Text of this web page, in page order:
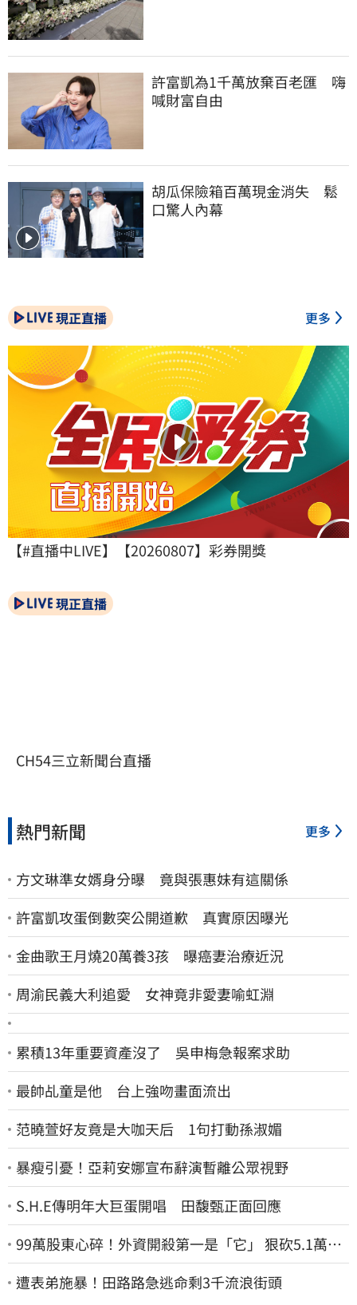
許富凱為1千萬放棄百老匯　嗨
喊財富自由
胡瓜保險箱百萬現金消失　鬆
口驚人內幕
現正直播 更多
【#直播中LIVE】【20260807】彩券開獎
現正直播
CH54三立新聞台直播
熱門新聞 更多
方文琳準女婿身分曝 竟與張惠妹有這關係
許富凱攻蛋倒數突公開道歉 真實原因曝光
金曲歌王月燒20萬養3孩 曝癌妻治療近況
周渝民義大利追愛 女神竟非愛妻喻虹淵
累積13年重要資產沒了 吳申梅急報案求助
最帥乩童是他 台上強吻畫面流出
范曉萱好友竟是大咖天后 1句打動孫淑媚
暴瘦引憂！亞莉安娜宣布辭演暫離公眾視野
S.H.E傳明年大巨蛋開唱 田馥甄正面回應
99萬股東心碎！外資開殺第一是「它」 狠砍5.1萬張
股價重挫近5%
遭表弟施暴！田路路急逃命剩3千流浪街頭